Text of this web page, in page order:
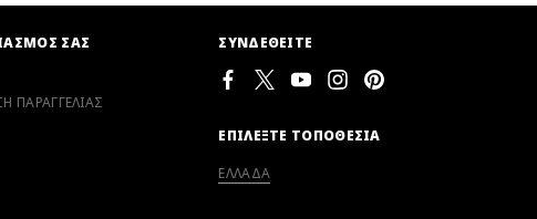
ΣΑΣ
ΠΑΡΑΓΓΕΛΙΑΣ
ΣΥΝΔΕΘΕΙΤΕ
ΕΠΙΛΕΞΤΕ ΤΟΠΟΘΕΣΙΑ
ΕΛΛΑΔΑ